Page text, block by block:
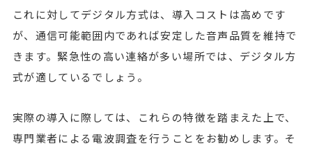
これに対してデジタル方式は、導入コストは高めです
が、通信可能範囲内であれば安定した音声品質を維持で
きます。緊急性の高い連絡が多い場所では、デジタル方
式が適しているでしょう。
実際の導入に際しては、これらの特徴を踏まえた上で、
専門業者による電波調査を行うことをお勧めします。そ